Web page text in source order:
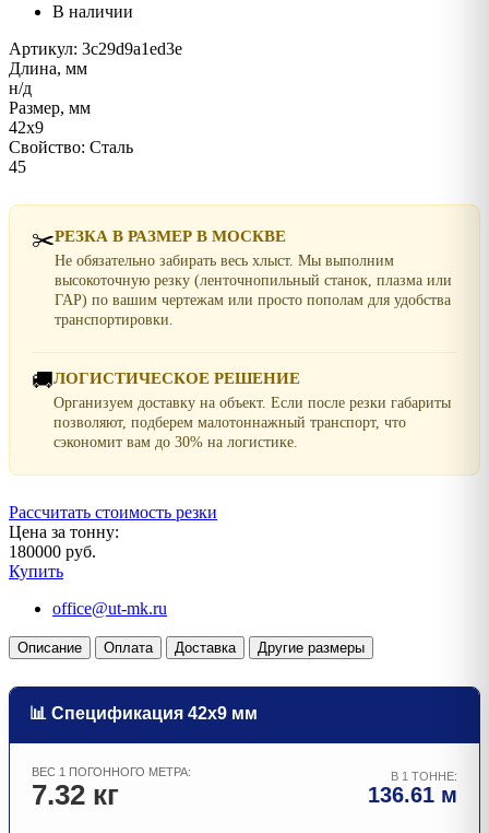
В наличии
Артикул: 3c29d9a1ed3e
Длина, мм
н/д
Размер, мм
42х9
Свойство: Сталь
45
✂️РЕЗКА В РАЗМЕР В МОСКВЕ
Не обязательно забирать весь хлыст. Мы выполним
высокоточную резку (ленточнопильный станок, плазма или
ГАР) по вашим чертежам или просто пополам для удобства
транспортировки.
🚚ЛОГИСТИЧЕСКОЕ РЕШЕНИЕ
Организуем доставку на объект. Если после резки габариты
позволяют, подберем малотоннажный транспорт, что
сэкономит вам до 30% на логистике.
Рассчитать стоимость резки
Цена за тонну:
180000 руб.
Купить
office@ut-mk.ru
Описание Оплата Доставка Другие размеры
📊 Спецификация 42х9 мм
ВЕС 1 ПОГОННОГО МЕТРА:
7.32 кг
В 1 ТОННЕ:
136.61 м